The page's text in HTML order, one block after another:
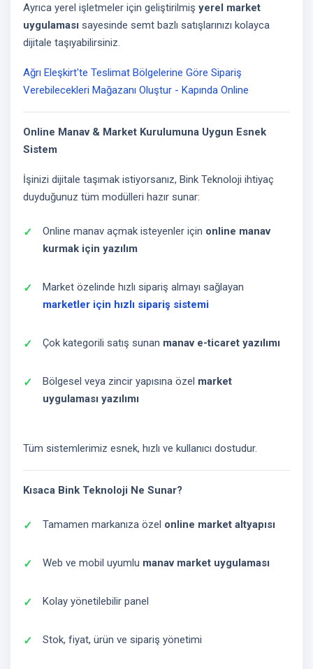
Ayrıca yerel işletmeler için geliştirilmiş yerel market
uygulaması sayesinde semt bazlı satışlarınızı kolayca
dijitale taşıyabilirsiniz.
Ağrı Eleşkirt'te Teslimat Bölgelerine Göre Sipariş
Verebilecekleri Mağazanı Oluştur - Kapında Online
Online Manav & Market Kurulumuna Uygun Esnek
Sistem
İşinizi dijitale taşımak istiyorsanız, Bink Teknoloji ihtiyaç
duyduğunuz tüm modülleri hazır sunar:
Online manav açmak isteyenler için online manav
kurmak için yazılım
Market özelinde hızlı sipariş almayı sağlayan
marketler için hızlı sipariş sistemi
Çok kategorili satış sunan manav e-ticaret yazılımı
Bölgesel veya zincir yapısına özel market
uygulaması yazılımı
Tüm sistemlerimiz esnek, hızlı ve kullanıcı dostudur.
Kısaca Bink Teknoloji Ne Sunar?
Tamamen markanıza özel online market altyapısı
Web ve mobil uyumlu manav market uygulaması
Kolay yönetilebilir panel
Stok, fiyat, ürün ve sipariş yönetimi